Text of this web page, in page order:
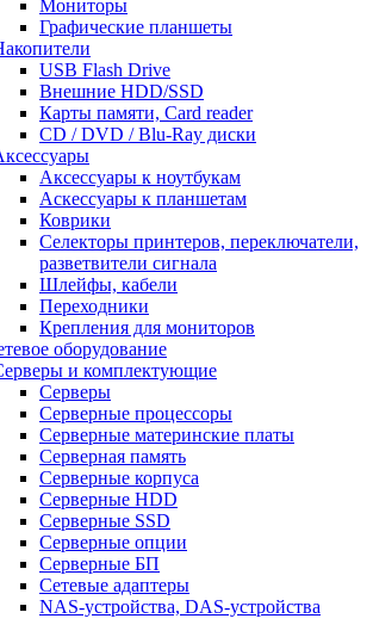
Мониторы
Графические планшеты
USB Flash Drive
Внешние HDD/SSD
Карты памяти, Card reader
CD / DVD / Blu-Ray диски
Аксессуары к ноутбукам
Аскессуары к планшетам
Коврики
Селекторы принтеров, переключатели,
разветвители сигнала
Шлейфы, кабели
Переходники
Крепления для мониторов
оборудование
и комплектующие
Серверы
Серверные процессоры
Серверные материнские платы
Серверная память
Серверные корпуса
Серверные HDD
Серверные SSD
Серверные опции
Серверные БП
Сетевые адаптеры
NAS-устройства, DAS-устройства